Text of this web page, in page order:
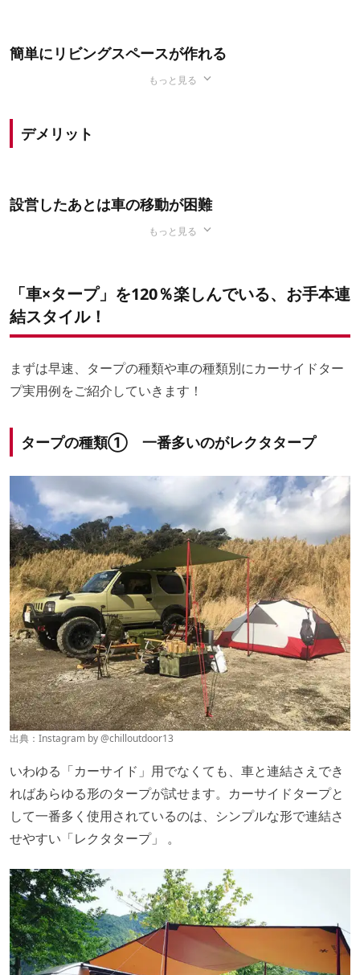
簡単にリビングスペースが作れる
出典： Coleman
グとなるスペースを簡単に作れること。初心者でも扱いや
すい設計になっているため、設営・撤収にかかる時間が短
ができます。
固定力が高く、安定性が高い
出典： FIELDOOR
キャンプで使う や タープ
はペグを地面に刺して固定
します。いっぽうカーサイドタープは、
ペグ+車への取り
付けという2つの固定方法を経るため、固定力が高い
のが
特徴。
製品にもよりますが、風に煽られても倒壊しにくく安定性
に優れているものが多いので天候に左右されにくいのは大
きなメリットです。
もっと見る
デメリット
設営したあとは車の移動が困難
カーサイドタープは、車に取り付けて設営するため、
設営
後は車を動かすことができず、仮に移動したい場合はター
プを撤収する必要があります。
設営後にお風呂や買い物などの用事で車を動かしたいとい
う方は、タープ単体としても使える製品を選ぶのがおすす
めです。
BBQや食材の匂いが車内につきやすい
出典：LOGOS
もっと見る
「車×タープ」を120％楽しんでいる、お手本連
結スタイル！
まずは早速、タープの種類や車の種類別にカーサイドター
プ実用例をご紹介していきます！
タープの種類① 一番多いのがレクタタープ
出典：Instagram by @chilloutdoor13
いわゆる「カーサイド」用でなくても、車と連結さえでき
ればあらゆる形のタープが試せます。カーサイドタープと
して一番多く使用されているのは、シンプルな形で連結さ
せやすい 「レクタタープ」 。